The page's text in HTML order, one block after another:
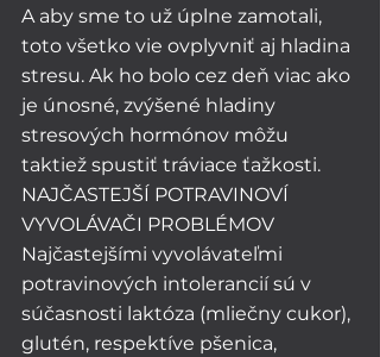
A aby sme to už úplne zamotali,
toto všetko vie ovplyvniť aj hladina
stresu. Ak ho bolo cez deň viac ako
je únosné, zvýšené hladiny
stresových hormónov môžu
taktiež spustiť tráviace ťažkosti.
NAJČASTEJŠÍ POTRAVINOVÍ
VYVOLÁVAČI PROBLÉMOV
Najčastejšími vyvolávateľmi
potravinových intolerancií sú v
súčasnosti laktóza (mliečny cukor),
glutén, respektíve pšenica,